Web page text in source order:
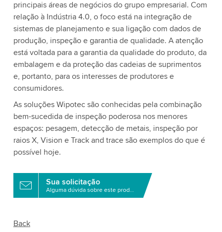
principais áreas de negócios do grupo empresarial. Com
relação à Indústria 4.0, o foco está na integração de
sistemas de planejamento e sua ligação com dados de
produção, inspeção e garantia de qualidade. A atenção
está voltada para a garantia da qualidade do produto, da
embalagem e da proteção das cadeias de suprimentos
e, portanto, para os interesses de produtores e
consumidores.
As soluções Wipotec são conhecidas pela combinação
bem-sucedida de inspeção poderosa nos menores
espaços: pesagem, detecção de metais, inspeção por
raios X, Vision e Track and trace são exemplos do que é
possível hoje.
Sua solicitação
Alguma dúvida sobre este produto?
Back